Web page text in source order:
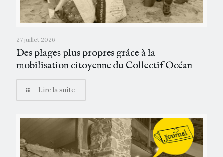
27 juillet 2026
Des plages plus propres grâce à la
mobilisation citoyenne du Collectif Océan
Lire la suite